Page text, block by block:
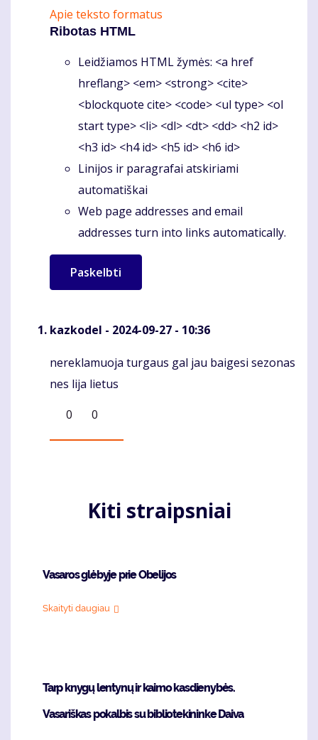
Apie teksto formatus
Ribotas HTML
Leidžiamos HTML žymės: <a href
hreflang> <em> <strong> <cite>
<blockquote cite> <code> <ul type> <ol
start type> <li> <dl> <dt> <dd> <h2 id>
<h3 id> <h4 id> <h5 id> <h6 id>
Linijos ir paragrafai atskiriami
automatiškai
Web page addresses and email
addresses turn into links automatically.
kazkodel - 2024-09-27 - 10:36
Komentaras
nereklamuoja turgaus gal jau baigesi sezonas
nes lija lietus
0
0
Kiti straipsniai
Vasaros glėbyje prie Obelijos
Skaityti daugiau
Tarp knygų lentynų ir kaimo kasdienybės.
Vasariškas pokalbis su bibliotekininke Daiva